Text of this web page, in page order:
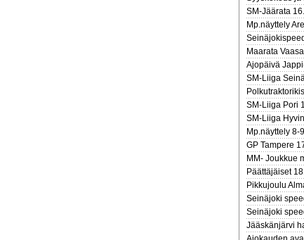
SM-Jäärata
Mp.näyttely
Maarata
Ajopäivä
SM-Liiga
SM-Liiga Pori
SM-Liiga
Mp.näyttely 8-
GP Tampere
MM- Joukkue
Päättäjäiset
Pikkujoulu
Seinäjoki
Seinäjoki
Jääskänjärvi